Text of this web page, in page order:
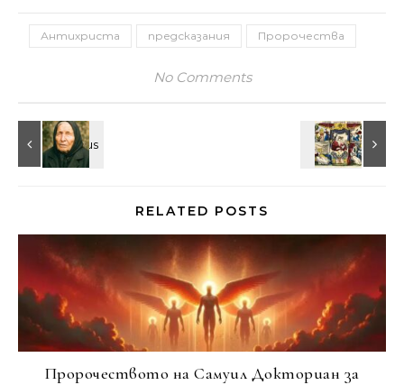
Антихриста предсказания Пророчества
No Comments
RELATED POSTS
Пророчеството на Самуил Докториан за